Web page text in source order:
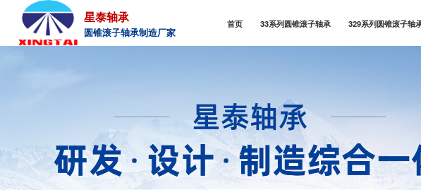
星泰轴承
圆锥滚子轴承制造厂家
首页 33系列圆锥滚子轴承 329系列圆锥滚子轴